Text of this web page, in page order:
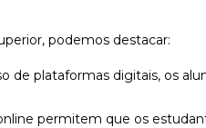
podemos destacar:
de plataformas digitais, os
permitem que os